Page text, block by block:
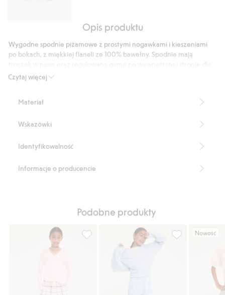
dzianiny,
krótkimi
Opis produktu
Czytaj więcej
Wygodne spodnie piżamowe z prostymi nogawkami i kieszeniami
po bokach, z miękkiej flaneli ze 100% bawełny. Spodnie mają
wygodnego dopasowania.
Materiał
Wskazówki
Identyfikowalność
Informacje o producencie
Podobne produkty
Flanelowe spodnie piżamowe w kratę,
Nowość